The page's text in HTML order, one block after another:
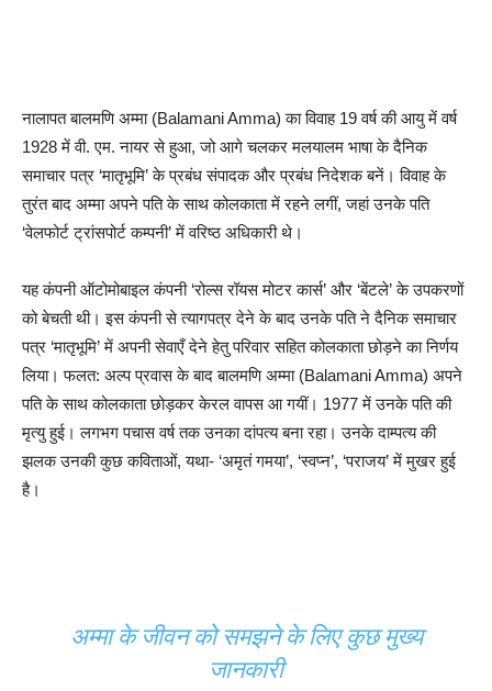
नालापत बालमणि अम्मा (Balamani Amma) का विवाह 19 वर्ष की आयु में वर्ष
1928 में वी. एम. नायर से हुआ, जो आगे चलकर मलयालम भाषा के दैनिक
समाचार पत्र ‘मातृभूमि’ के प्रबंध संपादक और प्रबंध निदेशक बनें। विवाह के
तुरंत बाद अम्मा अपने पति के साथ कोलकाता में रहने लगीं, जहां उनके पति
‘वेलफोर्ट ट्रांसपोर्ट कम्पनी’ में वरिष्ठ अधिकारी थे।
यह कंपनी ऑटोमोबाइल कंपनी ‘रोल्स रॉयस मोटर कार्स’ और ‘बेंटले’ के उपकरणों
को बेचती थी। इस कंपनी से त्यागपत्र देने के बाद उनके पति ने दैनिक समाचार
पत्र ‘मातृभूमि’ में अपनी सेवाएँ देने हेतु परिवार सहित कोलकाता छोड़ने का निर्णय
लिया। फलत: अल्प प्रवास के बाद बालमणि अम्मा (Balamani Amma) अपने
पति के साथ कोलकाता छोड़कर केरल वापस आ गयीं। 1977 में उनके पति की
मृत्यु हुई। लगभग पचास वर्ष तक उनका दांपत्य बना रहा। उनके दाम्पत्य की
झलक उनकी कुछ कविताओं, यथा- ‘अमृतं गमया’, ‘स्वप्न’, ‘पराजय’ में मुखर हुई
है।
अम्मा के जीवन को समझने के लिए कुछ मुख्य
जानकारी